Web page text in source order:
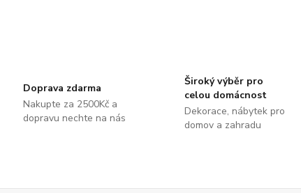
Doprava zdarma
Nakupte za 2500Kč a
dopravu nechte na nás
Široký výběr pro
celou domácnost
Dekorace, nábytek pro
domov a zahradu